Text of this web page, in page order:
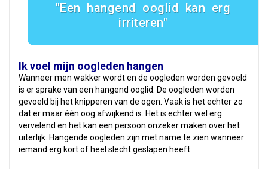
Een hangend ooglid kan erg
irriteren
Ik voel mijn oogleden hangen
Wanneer men wakker wordt en de oogleden worden gevoeld
is er sprake van een hangend ooglid. De oogleden worden
gevoeld bij het knipperen van de ogen. Vaak is het echter zo
dat er maar één oog afwijkend is. Het is echter wel erg
vervelend en het kan een persoon onzeker maken over het
uiterlijk. Hangende oogleden zijn met name te zien wanneer
iemand erg kort of heel slecht geslapen heeft.